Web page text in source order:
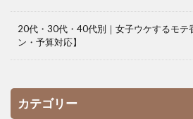
20代・30代・40代別｜女子ウケするモテ
ン・予算対応】
カテゴリー